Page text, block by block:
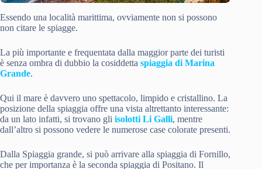
Essendo una località marittima, ovviamente non si possono
non citare le spiagge.
La più importante e frequentata dalla maggior parte dei turisti
è senza ombra di dubbio la cosiddetta spiaggia di Marina
Grande.
Qui il mare è davvero uno spettacolo, limpido e cristallino. La
posizione della spiaggia offre una vista altrettanto interessante:
da un lato infatti, si trovano gli isolotti Li Galli, mentre
dall’altro si possono vedere le numerose case colorate presenti.
Dalla Spiaggia grande, si può arrivare alla spiaggia di Fornillo,
che per importanza è la seconda spiaggia di Positano. Il